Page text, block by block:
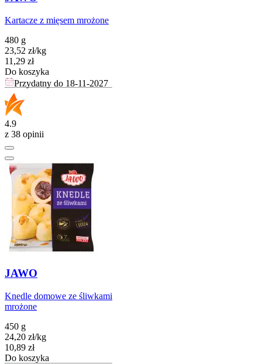
Kartacze z mięsem mrożone
480 g
23,52 zł/kg
Cena
11,29 zł
Do koszyka
Przydatny do 18-11-2027
4.9
z 38 opinii
JAWO
Knedle domowe ze śliwkami
mrożone
450 g
24,20 zł/kg
Cena
10,89 zł
Do koszyka